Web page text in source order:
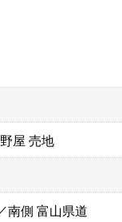
屋 売地
南側 富山県道